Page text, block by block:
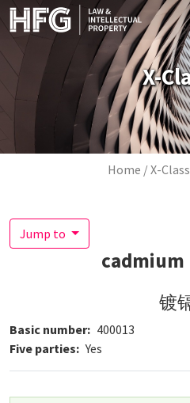
Skip to main content
X-
Home X-Class
Jump to
镀
Basic number
400013
Five parties
Yes